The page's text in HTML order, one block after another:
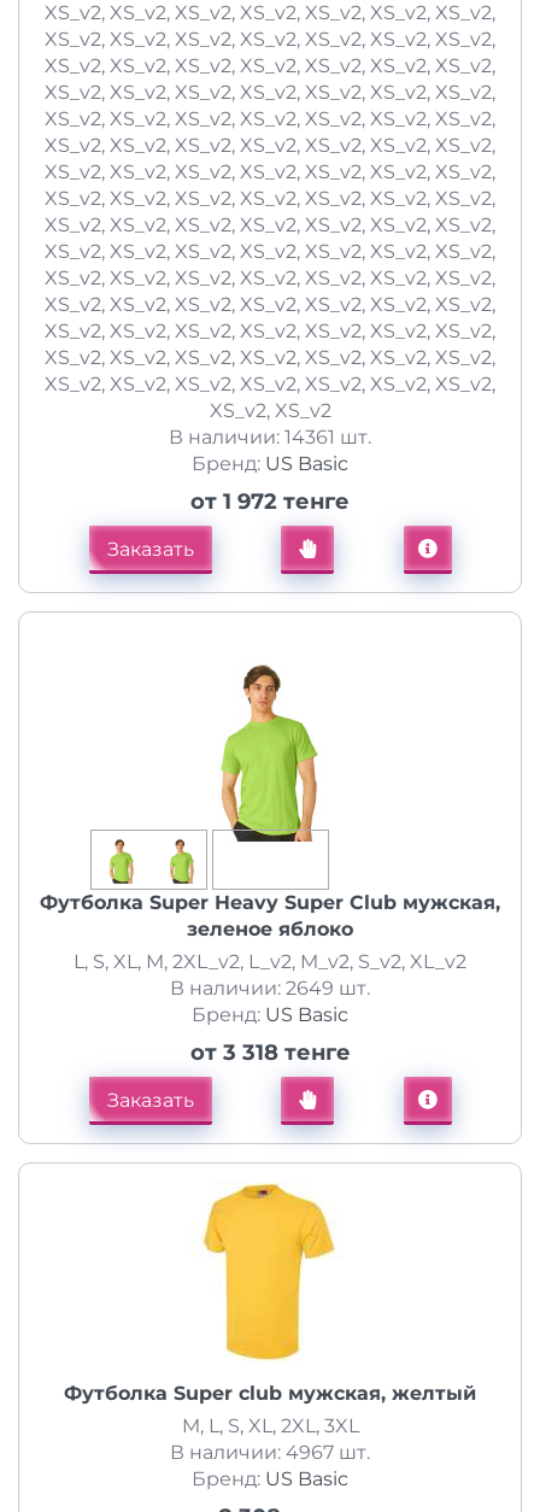
XS_v2, XS_v2, XS_v2, XS_v2, XS_v2, XS_v2, XS_v2,
XS_v2, XS_v2, XS_v2, XS_v2, XS_v2, XS_v2, XS_v2,
XS_v2, XS_v2, XS_v2, XS_v2, XS_v2, XS_v2, XS_v2,
XS_v2, XS_v2, XS_v2, XS_v2, XS_v2, XS_v2, XS_v2,
XS_v2, XS_v2, XS_v2, XS_v2, XS_v2, XS_v2, XS_v2,
XS_v2, XS_v2, XS_v2, XS_v2, XS_v2, XS_v2, XS_v2,
XS_v2, XS_v2, XS_v2, XS_v2, XS_v2, XS_v2, XS_v2,
XS_v2, XS_v2, XS_v2, XS_v2, XS_v2, XS_v2, XS_v2,
XS_v2, XS_v2, XS_v2, XS_v2, XS_v2, XS_v2, XS_v2,
XS_v2, XS_v2, XS_v2, XS_v2, XS_v2, XS_v2, XS_v2,
XS_v2, XS_v2, XS_v2, XS_v2, XS_v2, XS_v2, XS_v2,
XS_v2, XS_v2, XS_v2, XS_v2, XS_v2, XS_v2, XS_v2,
XS_v2, XS_v2, XS_v2, XS_v2, XS_v2, XS_v2, XS_v2,
XS_v2, XS_v2, XS_v2, XS_v2, XS_v2, XS_v2, XS_v2,
XS_v2, XS_v2, XS_v2, XS_v2, XS_v2, XS_v2, XS_v2,
XS_v2, XS_v2
В наличии: 14361 шт.
Бренд: US Basic
от 1 972 тенге
Заказать
Футболка Super Heavy Super Club мужская,
зеленое яблоко
L, S, XL, M, 2XL_v2, L_v2, M_v2, S_v2, XL_v2
В наличии: 2649 шт.
Бренд: US Basic
от 3 318 тенге
Заказать
Футболка Super club мужская, желтый
M, L, S, XL, 2XL, 3XL
В наличии: 4967 шт.
Бренд: US Basic